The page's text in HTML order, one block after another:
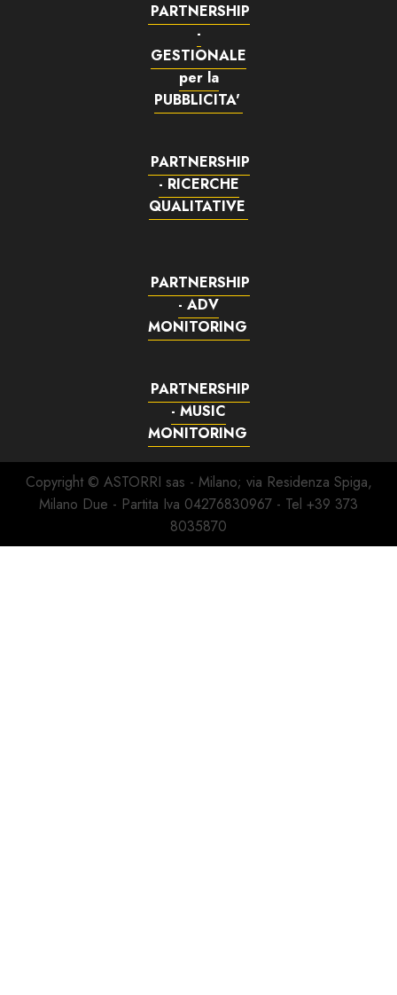
PARTNERSHIP
-
GESTIONALE
per la
PUBBLICITA'
PARTNERSHIP
- RICERCHE
QUALITATIVE
PARTNERSHIP
- ADV
MONITORING
PARTNERSHIP
- MUSIC
MONITORING
Copyright © ASTORRI sas - Milano; via Residenza Spiga,
Milano Due - Partita Iva 04276830967 - Tel +39 373
8035870